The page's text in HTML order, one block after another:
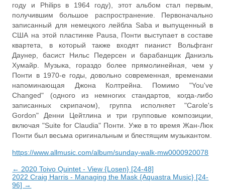
году и Philips в 1964 году), этот альбом стал первым,
получившим большое распространение. Первоначально
записанный для немецкого лейбла Saba и выпущенный в
США на этой пластинке Pausa, Понти выступает в составе
квартета, в который также входят пианист Вольфганг
Даунер, басист Нильс Педерсен и барабанщик Даниэль
Хумайр. Музыка, гораздо более прямолинейная, чем у
Понти в 1970-е годы, довольно современная, временами
напоминающая Джона Колтрейна. Помимо "You've
Changed" (одного из немногих стандартов, когда-либо
записанных скрипачом), группа исполняет "Carole's
Gordon" Денни Цейтлина и три групповые композиции,
включая "Suite for Claudia" Понти. Уже в то время Жан-Люк
Понти был весьма оригинальным и блестящим музыкантом.
https://www.allmusic.com/album/sunday-walk-mw0000920078
← 2020 Toivo Quintet - View {Losen} [24-48]
2022 Craig Harris - Managing the Mask {Aquastra Music} [24-
96] →